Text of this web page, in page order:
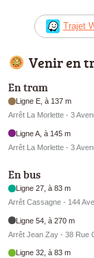
Trajet
Venir en
En tram
Ligne E, à 137 m
Arrêt La Morlette - 3
Ligne A, à 145 m
Arrêt La Morlette - 3
En bus
Ligne 27, à 83 m
Arrêt Cassagne - 144
Ligne 54, à 270 m
Arrêt Jean Zay - 38 Rue
Ligne 32, à 83 m